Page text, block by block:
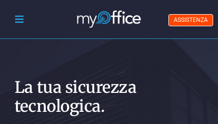
Toggle
Navigation
Chi Siamo
Trasformazione Digitale
Gestione Documentale
ASSISTENZA
La tua sicurezza
tecnologica.